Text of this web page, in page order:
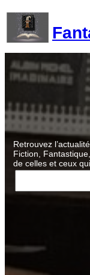
contenu
Retrouvez
Fiction,
de celles et ceux
R
c
e